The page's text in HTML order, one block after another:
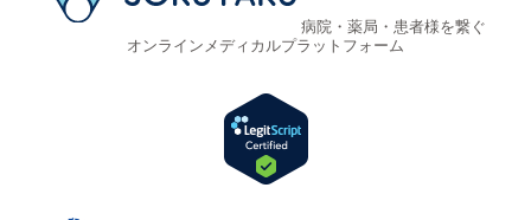
病院・薬局・患者様を繋ぐ
オンラインメディカルプラットフォーム